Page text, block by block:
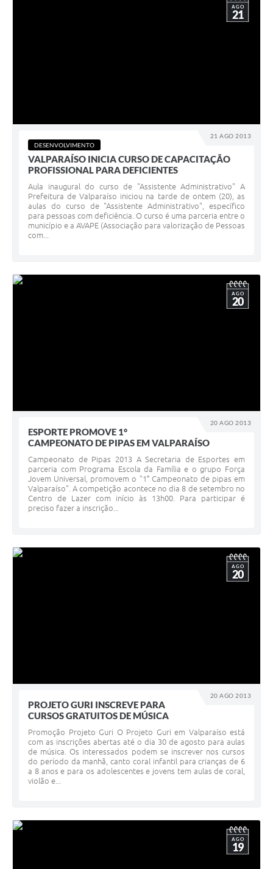
21 AGO 2013
AGO
21
DESENVOLVIMENTO
VALPARAÍSO INICIA CURSO DE CAPACITAÇÃO
PROFISSIONAL PARA DEFICIENTES
Aula inaugural do curso de "Assistente Administrativo" A
Prefeitura de Valparaíso iniciou na tarde de ontem (20), as
aulas do curso de "Assistente Administrativo", específico
para pessoas com deficiência. O curso é uma parceria entre o
município e a AVAPE (Associação para valorização de Pessoas
com...
20 AGO 2013
AGO
20
ESPORTE PROMOVE 1°
CAMPEONATO DE PIPAS EM VALPARAÍSO
Campeonato de Pipas 2013 A Secretaria de Esportes em
parceria com Programa Escola da Família e o grupo Força
Jovem Universal, promovem o "1° Campeonato de pipas em
Valparaíso". A competição acontece no dia 8 de setembro no
Centro de Lazer com início às 13h00. Para participar é
preciso fazer a inscrição...
20 AGO 2013
AGO
20
PROJETO GURI INSCREVE PARA
CURSOS GRATUITOS DE MÚSICA
Promoção Projeto Guri O Projeto Guri em Valparaíso está
com as inscrições abertas até o dia 30 de agosto para aulas
de música. Os interessados podem se inscrever nos cursos
do período da manhã, canto coral infantil para crianças de 6
a 8 anos e para os adolescentes e jovens tem aulas de coral,
violão e...
AGO
19